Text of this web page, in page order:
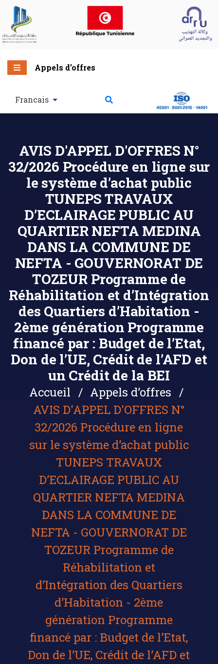
Appels d’offres
Francais
AVIS D'APPEL D'OFFRES N°
32/2026 Procédure en ligne sur
le système d’achat public
TUNEPS TRAVAUX
D’ECLAIRAGE PUBLIC AU
QUARTIER NEFTA MEDINA
DANS LA COMMUNE DE
NEFTA - GOUVERNORAT DE
TOZEUR Programme de
Réhabilitation et d’Intégration
des Quartiers d’Habitation -
2ème génération Programme
financé par : Budget de l’Etat,
Don de l’UE, Crédit de l’AFD et
un Crédit de la BEI
Accueil
Appels d’offres
AVIS D'APPEL D'OFFRES N°
32/2026 Procédure en ligne
sur le système d’achat public
TUNEPS TRAVAUX
D’ECLAIRAGE PUBLIC AU
QUARTIER NEFTA MEDINA
DANS LA COMMUNE DE
NEFTA - GOUVERNORAT DE
TOZEUR Programme de
Réhabilitation et
d’Intégration des Quartiers
d’Habitation - 2ème
génération Programme
financé par : Budget de l’Etat,
Don de l’UE, Crédit de l’AFD et